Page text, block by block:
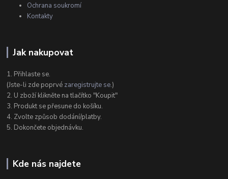
Ochrana soukromí
Kontakty
Jak nakupovat
1. Přihlaste se.
(Jste-li zde poprvé zaregistrujte se.)
2. U zboží klikněte na tlačítko "Koupit"
3. Produkt se přesune do košíku.
4. Zvolte způsob dodání/platby.
5. Dokončete objednávku.
Kde nás najdete